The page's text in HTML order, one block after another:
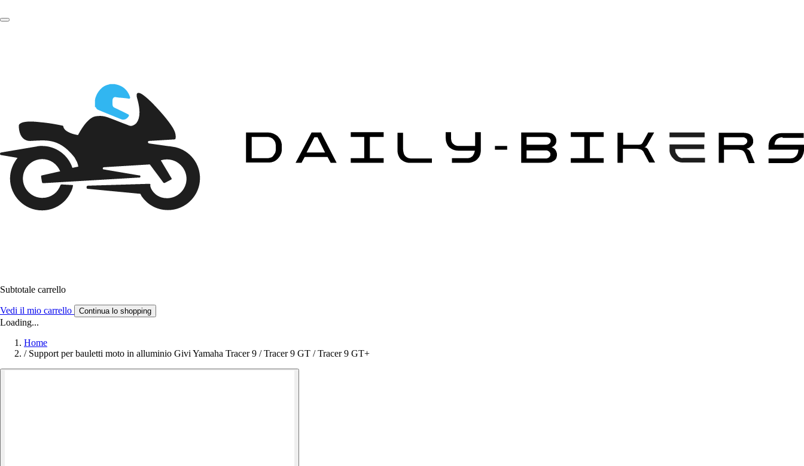
Subtotale carrello
Vedi il mio carrello Continua lo shopping
Loading...
Home
/ Support per bauletti moto in alluminio Givi Yamaha Tracer 9 / Tracer 9 GT / Tracer 9 GT+